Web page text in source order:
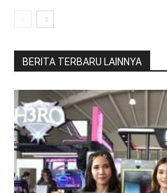
BERITA TERBARU LAINNYA